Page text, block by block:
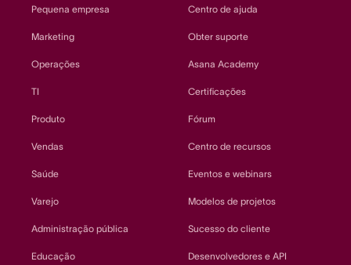
Pequena empresa
Marketing
Operações
TI
Produto
Vendas
Saúde
Varejo
Administração pública
Educação
Centro de ajuda
Obter suporte
Asana Academy
Certificações
Fórum
Centro de recursos
Eventos e webinars
Modelos de projetos
Sucesso do cliente
Desenvolvedores e API